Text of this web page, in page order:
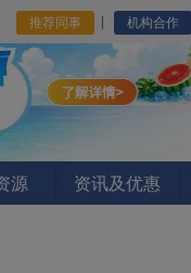
推荐同事 机构合作
源 资讯及优惠